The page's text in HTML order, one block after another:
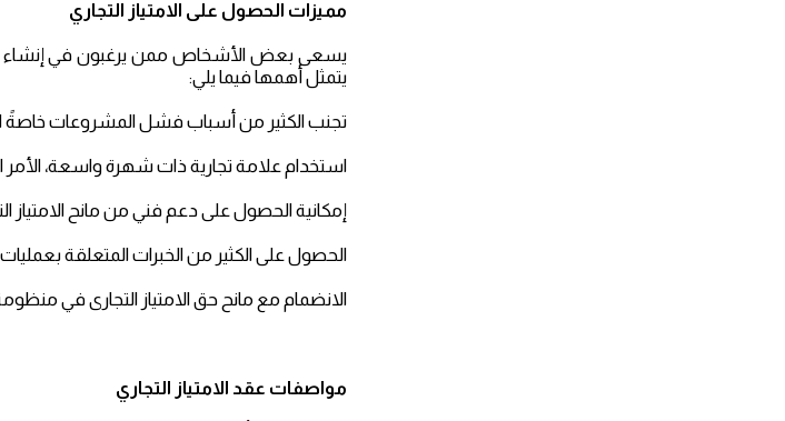
مميزات الحصول على الامتياز التجاري
يسعى بعض الأشخاص ممن يرغبون في إنشاء
يتمثل أهمها فيما يلي:
تجنب الكثير من أسباب فشل المشروعات خاصةً
استخدام علامة تجارية ذات شهرة واسعة، الأمر
إمكانية الحصول على دعم فني من مانح الامتياز
الحصول على الكثير من الخبرات المتعلقة
الانضمام مع مانح حق الامتياز التجارى في
مواصفات عقد الامتياز التجاري